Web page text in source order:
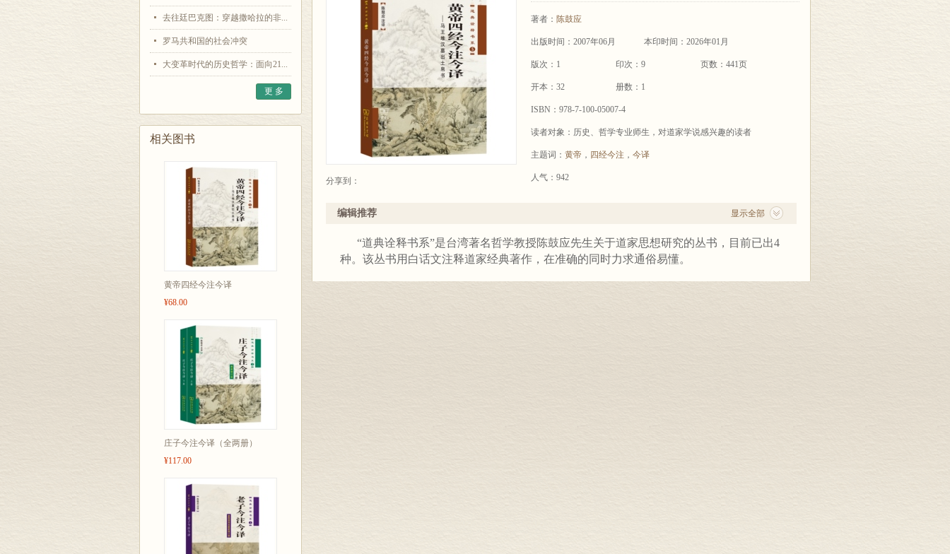
去往廷巴克图：穿越撒哈拉的非...
罗马共和国的社会冲突
大变革时代的历史哲学：面向21...
更 多
相关图书
黄帝四经今注今译
¥68.00
庄子今注今译（全两册）
¥117.00
分享到：
著者： 陈鼓应
出版时间：2007年06月 本印时间：2026年01月
版次：1 印次：9 页数：441页
开本：32 册数：1
ISBN：978-7-100-05007-4
读者对象：历史、哲学专业师生，对道家学说感兴趣的读者
主题词： 黄帝 ， 四经今注 ， 今译
人气：942
显示全部
编辑推荐
“道典诠释书系”是台湾著名哲学教授陈鼓应先生关于道家思想研究的丛书，目前已出4
种。该丛书用白话文注释道家经典著作，在准确的同时力求通俗易懂。